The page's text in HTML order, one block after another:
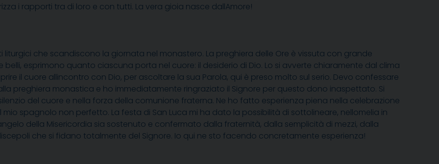
i rapporti tra di loro e con tutti. La vera gioia nasce dallAmore!
che scandiscono la giornata nel monastero. La preghiera delle Ore è vissuta con grande
esprimono quanto ciascuna porta nel cuore: il desiderio di Dio. Lo si avverte chiaramente dal clima
il cuore allincontro con Dio, per ascoltare la sua Parola, qui è preso molto sul serio. Devo confessare
preghiera monastica e ho immediatamente ringraziato il Signore per questo dono inaspettato. Si
del cuore e nella forza della comunione fraterna. Ne ho fatto esperienza piena nella celebrazione
mio spagnolo non perfetto. La festa di San Luca mi ha dato la possibilità di sottolineare, nellomelia in
della Misericordia sia sostenuto e confermato dalla fraternità, dalla semplicità di mezzi, dalla
che si fidano totalmente del Signore. Io qui ne sto facendo concretamente esperienza!